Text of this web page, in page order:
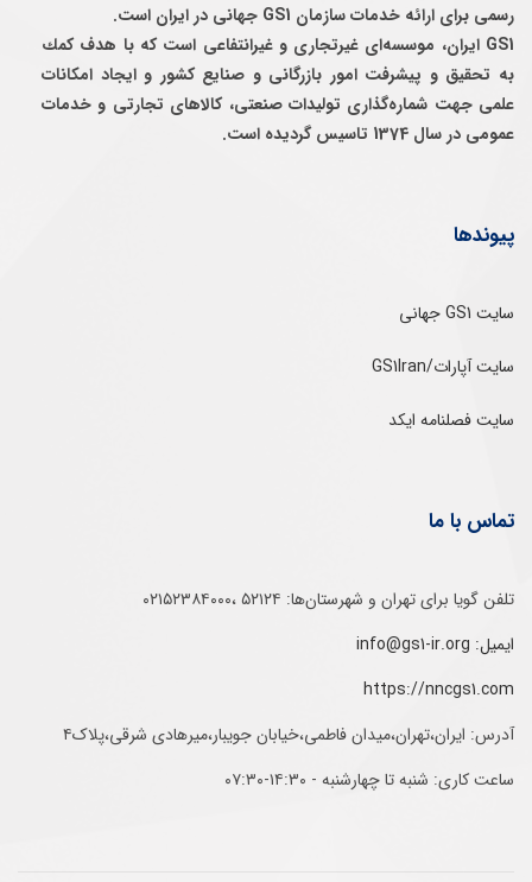
رسمی برای ارائه خدمات سازمان GS1 جهانی در ایران است.
GS1 ایران، موسسه‌ای غيرتجاری و غيرانتفاعی است كه با هدف كمك
به تحقيق و پيشرفت امور بازرگانی و صنايع كشور و ايجاد امكانات
علمی جهت شماره‌گذاری توليدات صنعتی، كالاهای تجارتی و خدمات
عمومی در سال 1374 تاسيس گرديده است.
پیوندها
سایت GS1 جهانی
سایت آپارات/GS1Iran
سایت فصلنامه ایکد
تماس با ما
تلفن‌ گویا برای‌ تهران‌‌ و‌ شهرستان‌ها:‌ ۵۲۱۲۴ ،۰۲۱۵۲۳۸۴۰۰۰
ایمیل: info@gs1-ir.org
https://nncgs1.com
آدرس: ایران،تهران،میدان فاطمی،خیابان جویبار،میرهادی شرقی،پلاک۴
ساعت کاری: شنبه تا چهارشنبه - ۱۴:۳۰-۰۷:۳۰